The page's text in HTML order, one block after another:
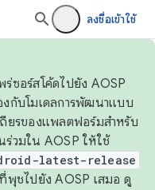
ลงชื่อเข้าใช้
ซอร์สโค้ดไปยัง AOSP
กับโมเดลการพัฒนาแบบ
ยรของแพลตฟอร์มสำหรับ
ร่วมใน AOSP ให้ใช้
latest-release
พุชไปยัง AOSP เสมอ ดู